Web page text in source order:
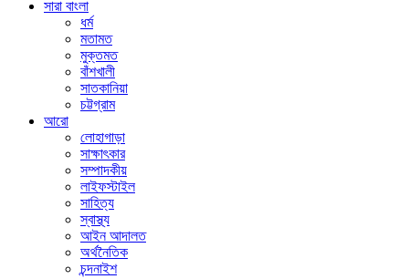
সারা বাংলা
ধর্ম
মতামত
মুক্তমত
বাঁশখালী
সাতকানিয়া
চট্টগ্রাম
আরো
লোহাগাড়া
সাক্ষাৎকার
সম্পাদকীয়
লাইফস্টাইল
সাহিত্য
স্বাস্থ্য
আইন আদালত
অর্থনৈতিক
চন্দনাইশ